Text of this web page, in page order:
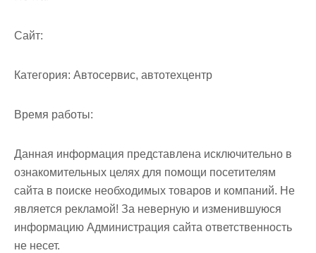
Cайт:
Категория: Автосервис, автотехцентр
Время работы:
Данная информация представлена исключительно в
ознакомительных целях для помощи посетителям
сайта в поиске необходимых товаров и компаний. Не
является рекламой! За неверную и изменившуюся
информацию Администрация сайта ответственность
не несет.